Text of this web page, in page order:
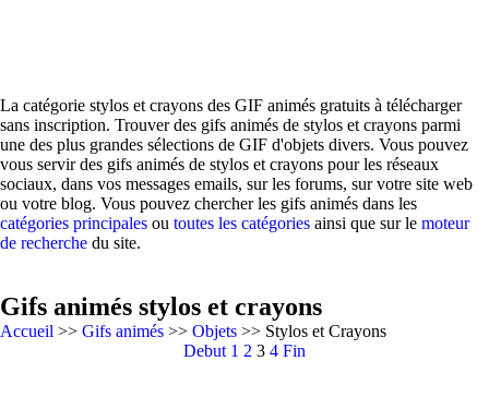
La catégorie stylos et crayons des GIF animés gratuits à télécharger
sans inscription. Trouver des gifs animés de stylos et crayons parmi
une des plus grandes sélections de GIF d'objets divers. Vous pouvez
vous servir des gifs animés de stylos et crayons pour les réseaux
sociaux, dans vos messages emails, sur les forums, sur votre site web
ou votre blog. Vous pouvez chercher les gifs animés dans les
catégories principales ou toutes les catégories ainsi que sur le moteur
de recherche du site.
Gifs animés stylos et crayons
Accueil >> Gifs animés >> Objets >> Stylos et Crayons
Debut 1 2 3 4 Fin